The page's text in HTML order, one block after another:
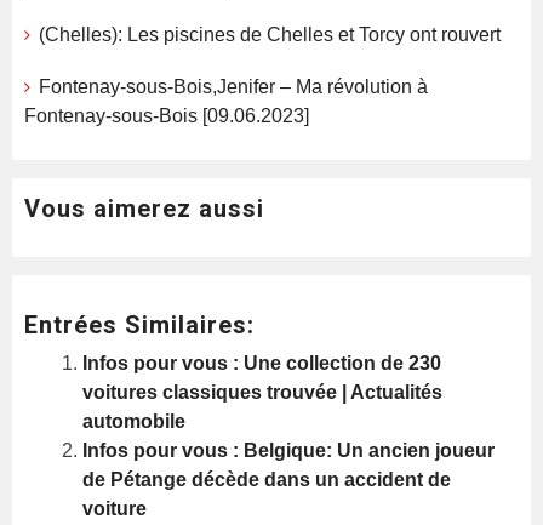
(Chelles): Les piscines de Chelles et Torcy ont rouvert
Fontenay-sous-Bois,Jenifer – Ma révolution à
Fontenay-sous-Bois [09.06.2023]
Vous aimerez aussi
Entrées Similaires:
Infos pour vous : Une collection de 230
voitures classiques trouvée | Actualités
automobile
Infos pour vous : Belgique: Un ancien joueur
de Pétange décède dans un accident de
voiture